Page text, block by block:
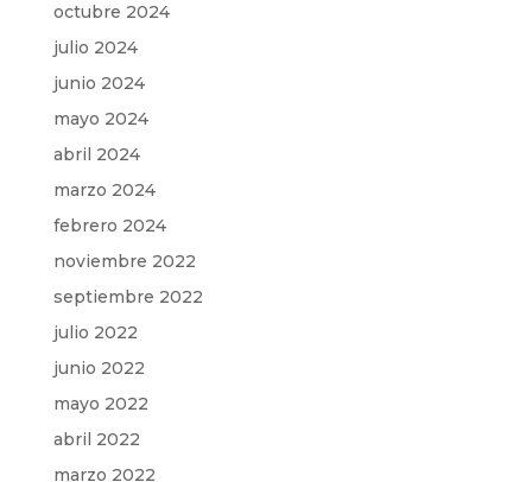
octubre 2024
julio 2024
junio 2024
mayo 2024
abril 2024
marzo 2024
febrero 2024
noviembre 2022
septiembre 2022
julio 2022
junio 2022
mayo 2022
abril 2022
marzo 2022